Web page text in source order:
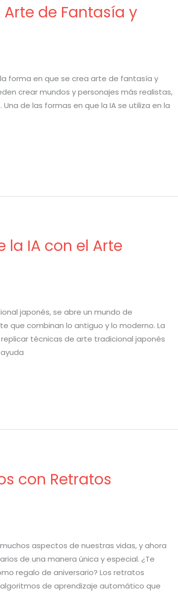
de Fantasía y
forma en que se crea arte de fantasía y
crear mundos y personajes más realistas,
de las formas en que la IA se utiliza en la
la IA con el Arte
japonés, se abre un mundo de
que combinan lo antiguo y lo moderno. La
técnicas de arte tradicional japonés
con Retratos
aspectos de nuestras vidas, y ahora
de una manera única y especial. ¿Te
regalo de aniversario? Los retratos
de aprendizaje automático que